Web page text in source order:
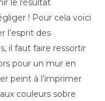
le résultat
! Pour cela voici
l’esprit des
il faut faire ressortir
pour un mur en
peint à l’imprimer
couleurs sobre